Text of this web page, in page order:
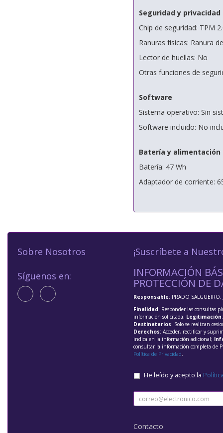
Seguridad y privacidad
Chip de seguridad: TPM
Ranuras físicas: Ranura
Lector de huellas: No
Otras funciones de
Software
Sistema operativo: Sin
Software incluido: No
Batería y alimentación
Batería: 47 Wh
Adaptador de corriente:
Sobre Nosotros
Síguenos en:
¡Suscríbete a
INFORMACIÓN
PROTECCIÓN DE
Responsable: PRADO SALGUEIRO,
Finalidad: Responder las consultas
información solicitada; Legitimación
Destinatarios: Solo se realizan
Derechos: Acceder, rectificar y
indica en la información adicional;
consultar la información completa de
Política de Privacidad.
He leído y acepto la
Contacto